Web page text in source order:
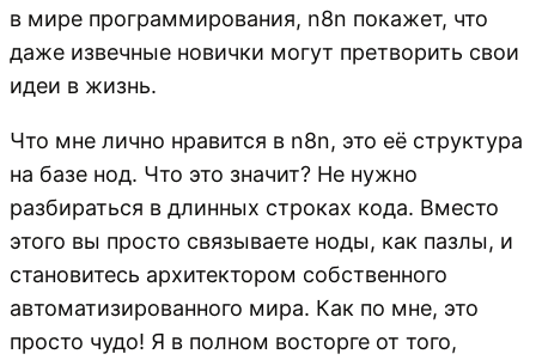
в мире программирования, n8n покажет, что
даже извечные новички могут претворить свои
идеи в жизнь.
Что мне лично нравится в n8n, это её структура
на базе нод. Что это значит? Не нужно
разбираться в длинных строках кода. Вместо
этого вы просто связываете ноды, как пазлы, и
становитесь архитектором собственного
автоматизированного мира. Как по мне, это
просто чудо! Я в полном восторге от того,